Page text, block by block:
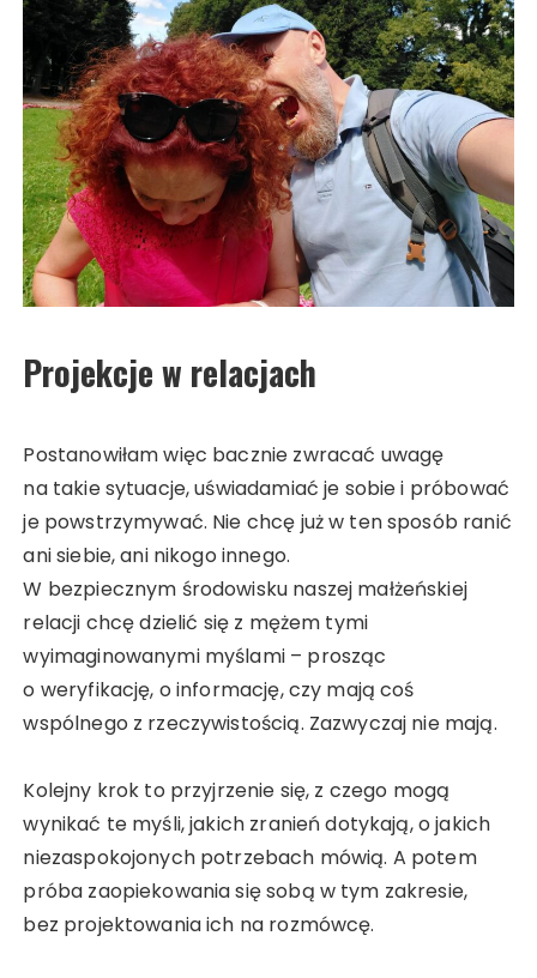
Projekcje w relacjach
Postanowiłam więc bacznie zwracać uwagę
na takie sytuacje, uświadamiać je sobie i próbować
je powstrzymywać. Nie chcę już w ten sposób ranić
ani siebie, ani nikogo innego.
W bezpiecznym środowisku naszej małżeńskiej
relacji chcę dzielić się z mężem tymi
wyimaginowanymi myślami – prosząc
o weryfikację, o informację, czy mają coś
wspólnego z rzeczywistością. Zazwyczaj nie mają.
Kolejny krok to przyjrzenie się, z czego mogą
wynikać te myśli, jakich zranień dotykają, o jakich
niezaspokojonych potrzebach mówią. A potem
próba zaopiekowania się sobą w tym zakresie,
bez projektowania ich na rozmówcę.